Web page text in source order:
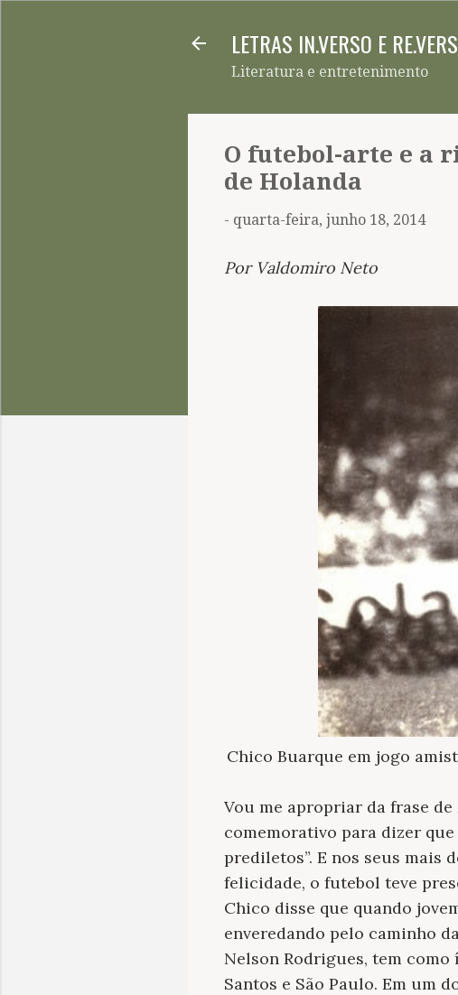
LETRAS IN.VERSO E
Literatura e entretenimento
O futebol-arte e a
de Holanda
- quarta-feira, junho 18, 2014
Por Valdomiro Neto
Chico Buarque em jogo
Vou me apropriar da frase
comemorativo para dizer
prediletos”. E nos seus mais
felicidade, o futebol teve
Chico disse que quando
enveredando pelo caminho
Nelson Rodrigues, tem
Santos e São Paulo. Em um